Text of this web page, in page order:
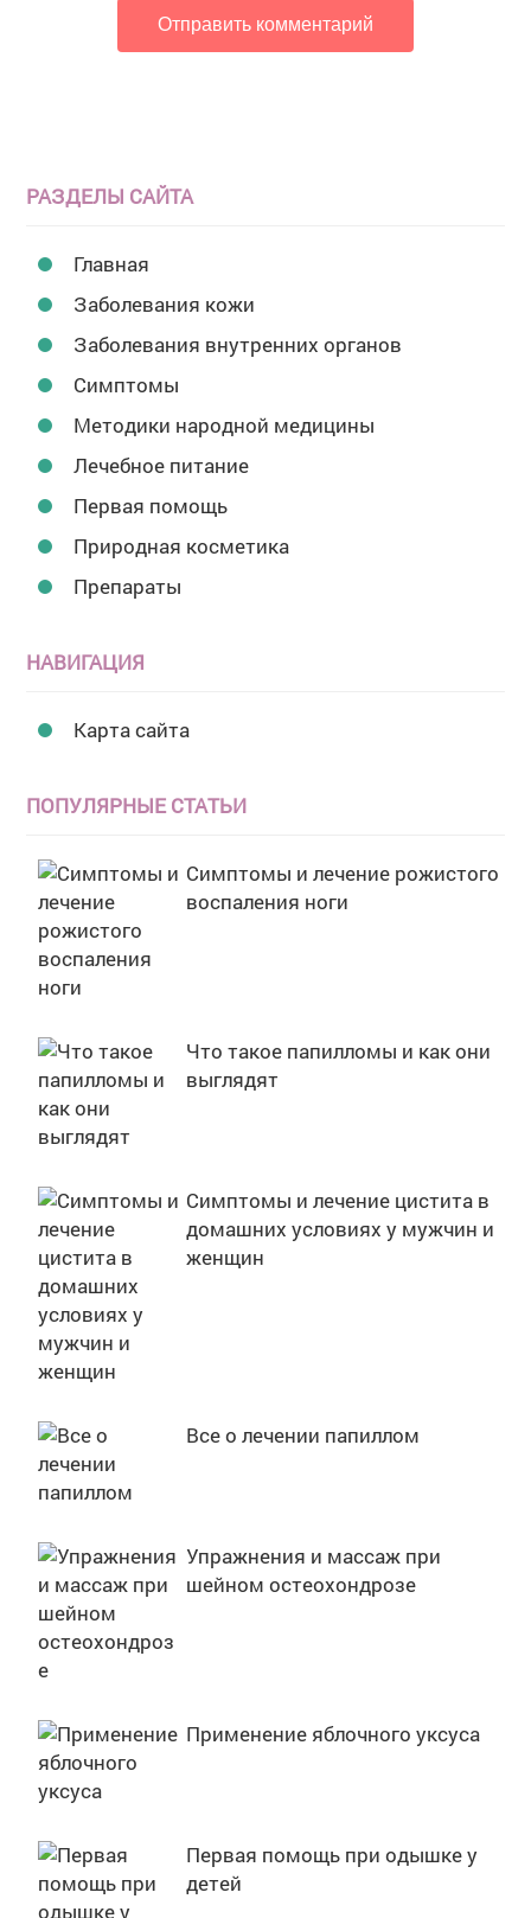
РАЗДЕЛЫ САЙТА
Главная
Заболевания кожи
Заболевания внутренних органов
Симптомы
Методики народной медицины
Лечебное питание
Первая помощь
Природная косметика
Препараты
НАВИГАЦИЯ
Карта сайта
ПОПУЛЯРНЫЕ СТАТЬИ
Симптомы и лечение рожистого
воспаления ноги
Что такое папилломы и как они
выглядят
Симптомы и лечение цистита в
домашних условиях у мужчин и
женщин
Все о лечении папиллом
Упражнения и массаж при
шейном остеохондрозе
Применение яблочного уксуса
Первая помощь при одышке у
детей